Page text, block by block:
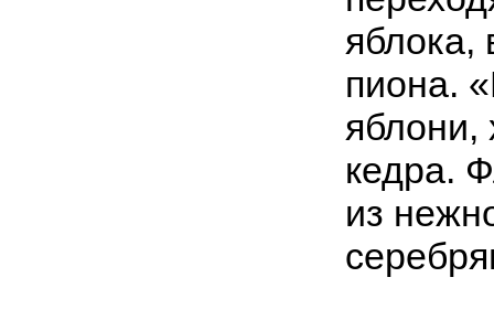
яблока,
пиона.
яблони,
кедра.
из